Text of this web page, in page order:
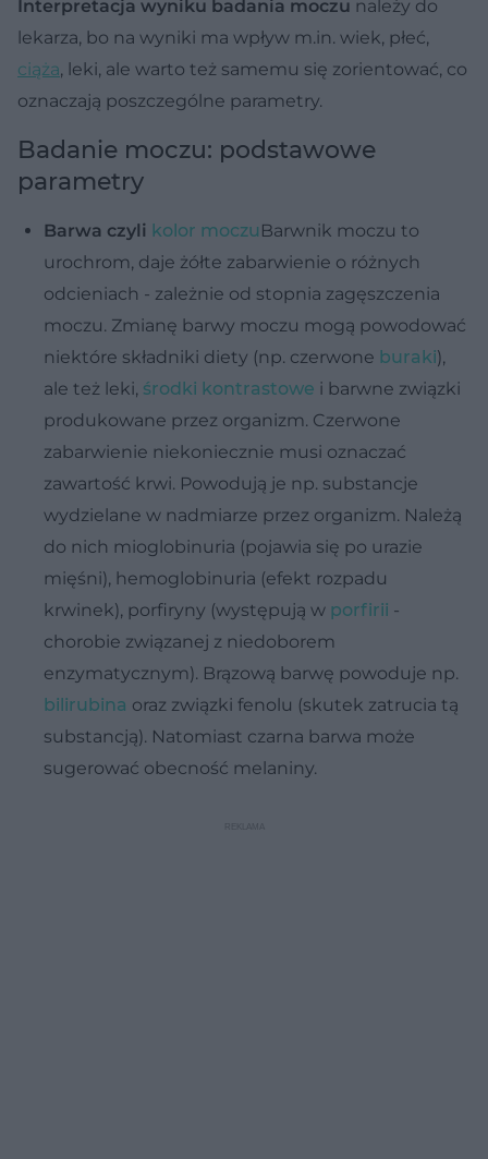
Interpretacja wyniku badania moczu należy do
lekarza, bo na wyniki ma wpływ m.in. wiek, płeć,
ciąża, leki, ale warto też samemu się zorientować, co
oznaczają poszczególne parametry.
Badanie moczu: podstawowe
parametry
Barwa czyli kolor moczu Barwnik moczu to
urochrom, daje żółte zabarwienie o różnych
odcieniach - zależnie od stopnia zagęszczenia
moczu. Zmianę barwy moczu mogą powodować
niektóre składniki diety (np. czerwone buraki),
ale też leki, środki kontrastowe i barwne związki
produkowane przez organizm. Czerwone
zabarwienie niekoniecznie musi oznaczać
zawartość krwi. Powodują je np. substancje
wydzielane w nadmiarze przez organizm. Należą
do nich mioglobinuria (pojawia się po urazie
mięśni), hemoglobinuria (efekt rozpadu
krwinek), porfiryny (występują w porfirii -
chorobie związanej z niedoborem
enzymatycznym). Brązową barwę powoduje np.
bilirubina oraz związki fenolu (skutek zatrucia tą
substancją). Natomiast czarna barwa może
sugerować obecność melaniny.